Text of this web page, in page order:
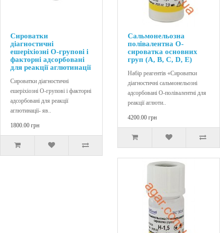
Сироватки
діагностичні
ешеріхіозні О-групові і
факторні адсорбовані
для реакції аглютинації
Сироватки діагностичні
ешеріхіозні О-групові і факторні
адсорбовані для реакції
аглютинації- яв..
1800.00 грн
Сальмонельозна
полівалентна О-
сироватка основних
груп (А, В, С, D, E)
Набір реагентів «Сироватки
діагностичні сальмонельозні
адсорбовані О-полівалентні для
реакції аглюти..
4200.00 грн